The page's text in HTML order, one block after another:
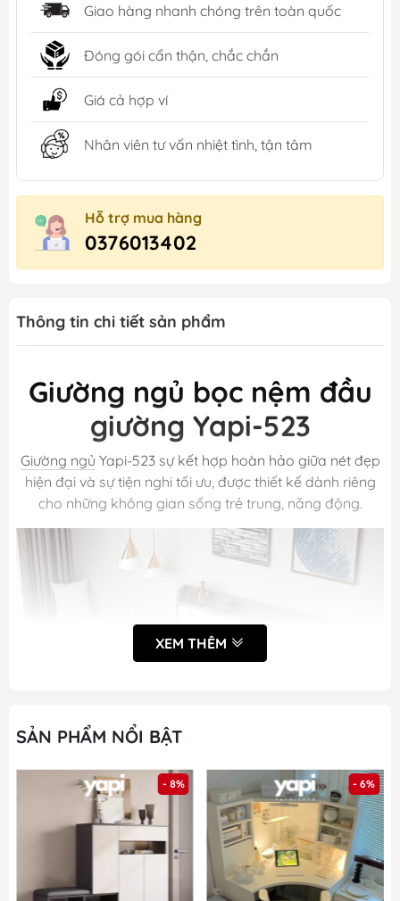
Giao hàng nhanh chóng trên toàn quốc
Đóng gói cẩn thận, chắc chắn
Giá cả hợp ví
Nhân viên tư vấn nhiệt tình, tận tâm
Hỗ trợ mua hàng
0376013402
Thông tin chi tiết sản phẩm
Giường ngủ bọc nệm đầu
giường Yapi-523
Giường ngủ Yapi-523 sự kết hợp hoàn hảo giữa nét đẹp
hiện đại và sự tiện nghi tối ưu, được thiết kế dành riêng
cho những không gian sống trẻ trung, năng động.
XEM THÊM
SẢN PHẨM NỔI BẬT
- 8% - 6%